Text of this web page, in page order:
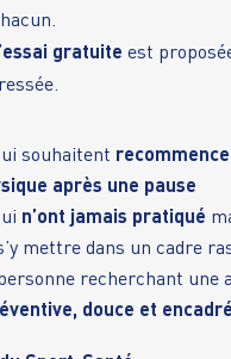
gratuite est
souhaitent
après une pause
n’ont jamais pratiqué
mettre dans un cadre
recherchant une
douce et